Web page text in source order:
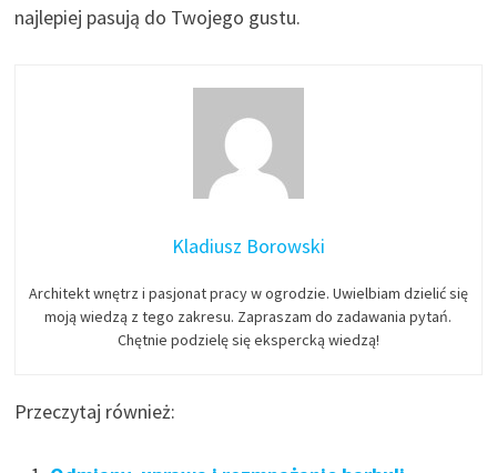
najlepiej pasują do Twojego gustu.
Kladiusz Borowski
Architekt wnętrz i pasjonat pracy w ogrodzie. Uwielbiam dzielić się
moją wiedzą z tego zakresu. Zapraszam do zadawania pytań.
Chętnie podzielę się ekspercką wiedzą!
Przeczytaj również: